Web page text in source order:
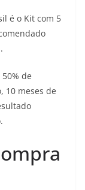
é o Kit com 5
de
10 meses de